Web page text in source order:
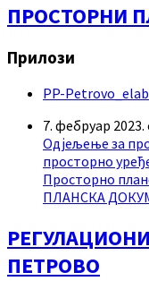
ПРОСТОРНИ
Прилози
PP-
7. фебруар 2023.
Одјељење за
просторно
Просторно
ПЛАНСКА
ПЕТРОВО